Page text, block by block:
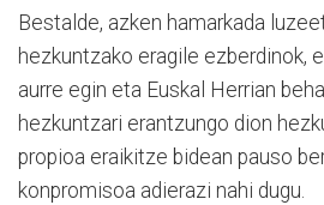
Bestalde, azken hamarkada
hezkuntzako eragile ezberdinok,
aurre egin eta Euskal Herrian
hezkuntzari erantzungo dion
propioa eraikitze bidean pauso
konpromisoa adierazi nahi dugu.